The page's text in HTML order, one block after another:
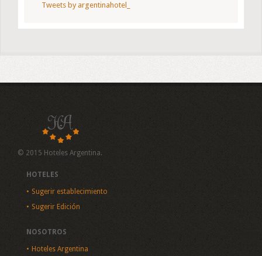
Tweets by argentinahotel_
© 2015 Hoteles Argentina.
HOTELES
Sugerir establecimiento
Sugerir Edición
NOSOTROS
Hoteles Argentina